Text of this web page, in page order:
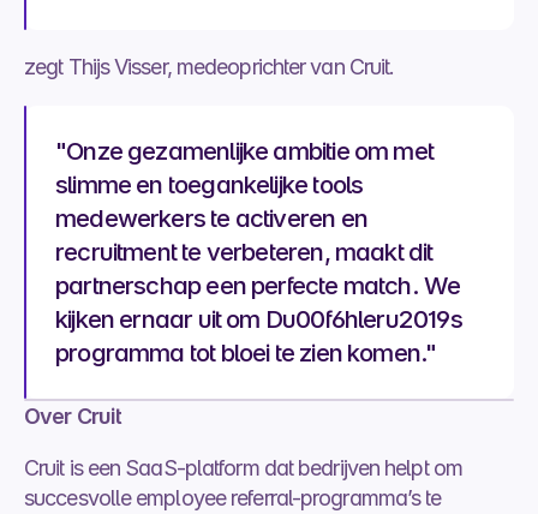
zegt Thijs Visser, medeoprichter van Cruit.
"Onze gezamenlijke ambitie om met
slimme en toegankelijke tools
medewerkers te activeren en
recruitment te verbeteren, maakt dit
partnerschap een perfecte match. We
kijken ernaar uit om Du00f6hleru2019s
programma tot bloei te zien komen."
Over Cruit
Cruit is een SaaS-platform dat bedrijven helpt om
succesvolle employee referral-programma’s te